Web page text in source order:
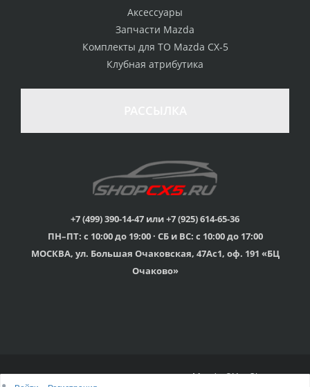
стоимости
товаром
Гарантия качества
Вы можете выбрать
наиболее удобный
для Вас
Профессиональная
консультация
мы знаем о Mazda CX-
Скидки
членам клуба и
обладателям клубных
Оперативная доставка
Аксессуары
Запчасти Mazda
Комплекты для ТО Mazda CX-5
Клубная атрибутика
+7 (499) 390-14-47 или +7 (925) 614-65-36
ПН–ПТ: с 10:00 до 19:00 · СБ и ВС: с 10:00 до 17:00
МОСКВА, ул. Большая Очаковская, 47Ас1, оф. 191 «БЦ
Очаково»
© 2015г-2025г., Клубный магазин Mazda CX-5 Shop